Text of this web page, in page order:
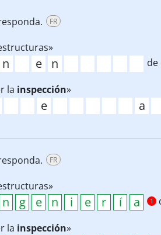
FR
de
la inspección»
FR
1
la inspección»